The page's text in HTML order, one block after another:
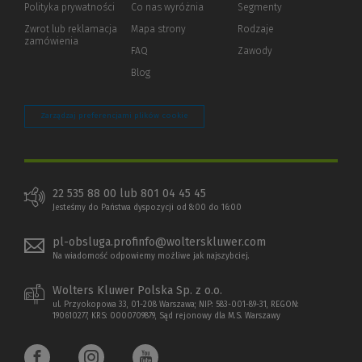
Polityka prywatności (Nowe
(Link
innej
Zwrot lub reklamacja
zamówienia
Co nas wyróżnia
Mapa strony
FAQ
Blog
Segmenty
Rodzaje
Zawody
Zarządzaj preferencjami plików cookie
22 535 88 00 lub 801 04 45 45
Jesteśmy do Państwa dyspozycji od 8:00 do 16:00
pl-obsluga.profinfo@wolterskluwer.com
Na wiadomość odpowiemy możliwe jak najszybciej.
Wolters Kluwer Polska Sp. z o.o.
ul. Przyokopowa 33, 01-208 Warszawa; NIP: 583-001-89-31, REGON:
190610277, KRS: 0000709879, Sąd rejonowy dla M.S. Warszawy